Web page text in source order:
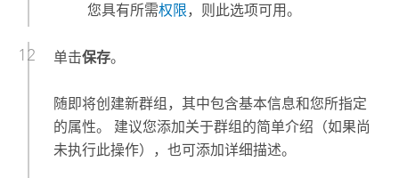
您具有所需权限，则此选项可用。
单击保存。
随即将创建新群组，其中包含基本信息和您所指定
的属性。 建议您添加关于群组的简单介绍（如果尚
未执行此操作），也可添加详细描述。